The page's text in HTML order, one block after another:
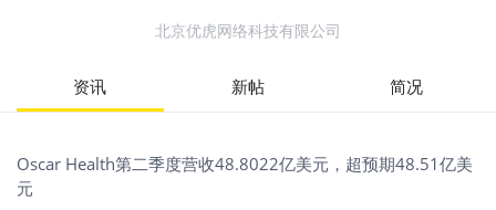
北京优虎网络科技有限公司
资讯 新帖 简况
Oscar Health第二季度营收48.8022亿美元，超预期48.51亿美
元